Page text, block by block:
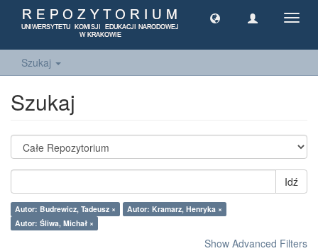
Szukaj
Szukaj
Idź
Autor: Budrewicz, Tadeusz ×
Autor: Kramarz, Henryka ×
Autor: Śliwa, Michał ×
Show Advanced Filters